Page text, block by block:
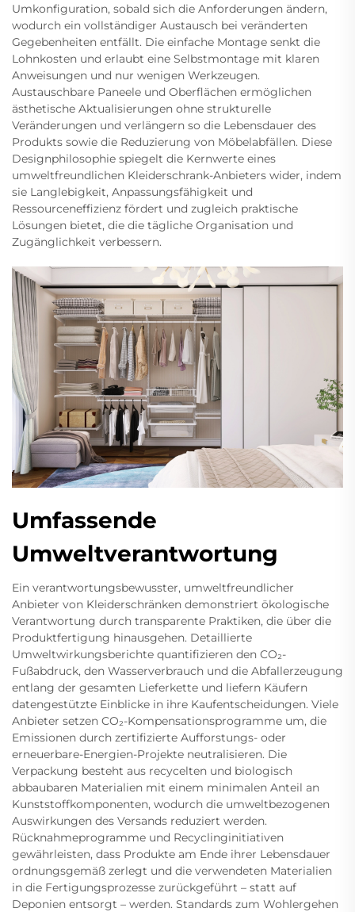
Umkonfiguration, sobald sich die Anforderungen ändern,
wodurch ein vollständiger Austausch bei veränderten
Gegebenheiten entfällt. Die einfache Montage senkt die
Lohnkosten und erlaubt eine Selbstmontage mit klaren
Anweisungen und nur wenigen Werkzeugen.
Austauschbare Paneele und Oberflächen ermöglichen
ästhetische Aktualisierungen ohne strukturelle
Veränderungen und verlängern so die Lebensdauer des
Produkts sowie die Reduzierung von Möbelabfällen. Diese
Designphilosophie spiegelt die Kernwerte eines
umweltfreundlichen Kleiderschrank-Anbieters wider, indem
sie Langlebigkeit, Anpassungsfähigkeit und
Ressourceneffizienz fördert und zugleich praktische
Lösungen bietet, die die tägliche Organisation und
Zugänglichkeit verbessern.
Umfassende
Umweltverantwortung
Ein verantwortungsbewusster, umweltfreundlicher
Anbieter von Kleiderschränken demonstriert ökologische
Verantwortung durch transparente Praktiken, die über die
Produktfertigung hinausgehen. Detaillierte
Umweltwirkungsberichte quantifizieren den CO₂-
Fußabdruck, den Wasserverbrauch und die Abfallerzeugung
entlang der gesamten Lieferkette und liefern Käufern
datengestützte Einblicke in ihre Kaufentscheidungen. Viele
Anbieter setzen CO₂-Kompensationsprogramme um, die
Emissionen durch zertifizierte Aufforstungs- oder
erneuerbare-Energien-Projekte neutralisieren. Die
Verpackung besteht aus recycelten und biologisch
abbaubaren Materialien mit einem minimalen Anteil an
Kunststoffkomponenten, wodurch die umweltbezogenen
Auswirkungen des Versands reduziert werden.
Rücknahmeprogramme und Recyclinginitiativen
gewährleisten, dass Produkte am Ende ihrer Lebensdauer
ordnungsgemäß zerlegt und die verwendeten Materialien
in die Fertigungsprozesse zurückgeführt – statt auf
Deponien entsorgt – werden. Standards zum Wohlergehen